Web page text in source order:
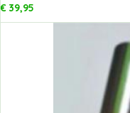
€39,95